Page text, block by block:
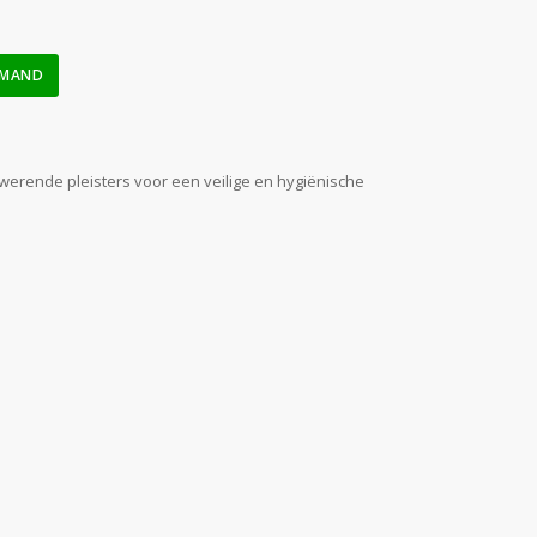
pleisters voor een veilige en hygiënische